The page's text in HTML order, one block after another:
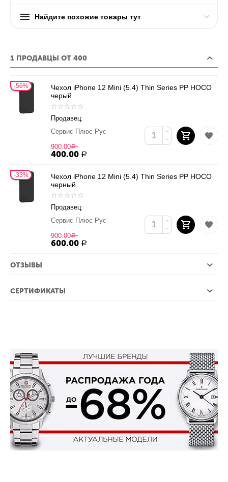
Найдите похожие товары тут
1 ПРОДАВЦЫ ОТ 400
56%
Чехол iPhone 12 Mini (5.4) Thin Series PP HOCO
черый
Продавец:
Сервис Плюс Рус
900.00Р
400.00 Р
+
−
33%
Чехол iPhone 12 Mini (5.4) Thin Series PP HOCO
черный
Продавец:
Сервис Плюс Рус
900.00Р
600.00 Р
+
−
ОТЗЫВЫ
СЕРТИФИКАТЫ